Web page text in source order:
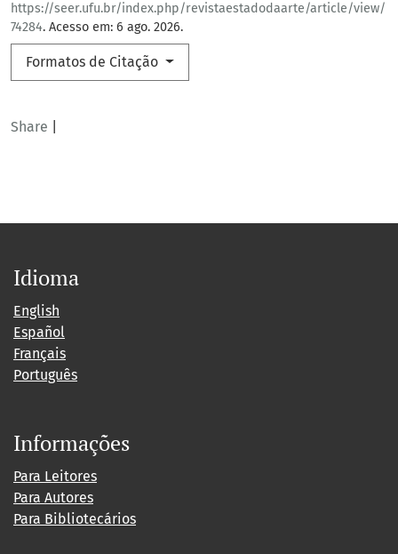
https://seer.ufu.br/index.php/revistaestadodaarte/article/view/
74284. Acesso em: 6 ago. 2026.
Formatos de Citação
Share
Idioma
English
Español
Français
Português
Informações
Para Leitores
Para Autores
Para Bibliotecários